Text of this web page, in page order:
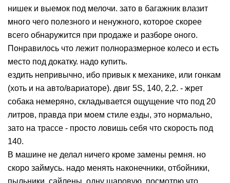
нишек и выемок под мелочи. зато в багажник влазит
много чего полезного и ненужного, которое скорее
всего обнаружится при продаже и разборе оного.
Понравилось что лежит полноразмерное колесо и есть
место под докатку. надо купить.
ездить непривычно, ибо привык к механике, или гонкам
(хоть и на авто/вариаторе). двиг 5S, 140, 2,2. - жрет
собака немеряно, складывается ощущение что под 20
литров, правда при моем стиле езды, это нормально,
зато на трассе - просто ловишь себя что скорость под
140.
В машине не делал ничего кроме замены ремня. но
скоро займусь. надо менять наконечники, отбойники,
пыльники, сайлены, одну шаровую, посмотрю что